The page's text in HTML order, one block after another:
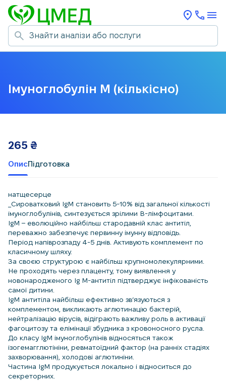
Імуноглобулін M (кількісно)
ОписПідготовка
натщесерце
_Сироватковий IgМ становить 5-10% від загальної кількості
імуноглобулінів, синтезується зрілими В-лімфоцитами.
IgM – еволюційно найбільш стародавній клас антитіл,
переважно забезпечує первинну імунну відповідь.
Період напіврозпаду 4-5 днів. Активують комплемент по
класичному шляху.
За своєю структурою є найбільш крупномолекулярними.
Не проходять через плаценту, тому виявлення у
новонародженого Ig M-антитіл підтверджує інфікованість
самої дитини.
IgM антитіла найбільш ефективно зв’язуються з
комплементом, викликають аглютинацію бактерій,
нейтралізацію вірусів, відіграють важливу роль в активації
фагоцитозу та елімінації збудника з кровоносного русла.
До класу IgM імуноглобулінів відносяться також
ізогемагглютініни, ревматоїдний фактор (на ранніх стадіях
захворювання), холодові аглютиніни.
Частина IgM продукується локально і відноситься до
секреторних.
265 ₴